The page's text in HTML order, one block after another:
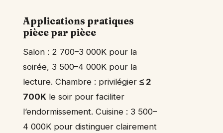
Applications pratiques
pièce par pièce
Salon : 2 700–3 000K pour la
soirée, 3 500–4 000K pour la
lecture. Chambre : privilégier ≤ 2
700K le soir pour faciliter
l’endormissement. Cuisine : 3 500–
4 000K pour distinguer clairement